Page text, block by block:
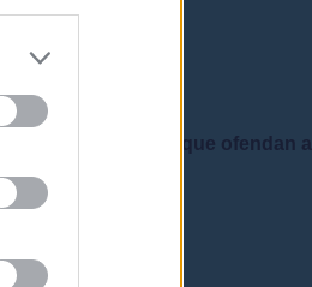
admiten mensajes que ofendan a
correctas"